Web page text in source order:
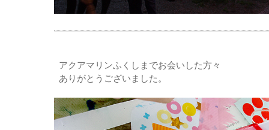
アクアマリンふくしまでお会いした方々
ありがとうございました。